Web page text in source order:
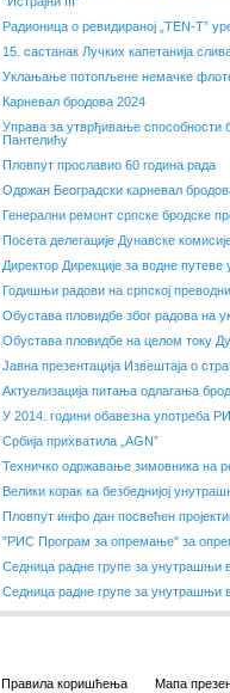
Радионица о ревидираној „TEN-T”
15. састанак Лучких капетанија
Уклањање потопљене немачке
Карневал бродова 2024
Управа за утврђивање способности
Пантелићу
Пловпут прославио 60 година рада
Одржан Београдски карневал
Генерални ремонт српске бродске
Посета делегације Дунавске
Директор Дирекције за водне
Годишњи радови на српској
Обустава пловидбе због радова
Обустава пловидбе на целом току
Јавна презентација Извештаја о
Актуелизација питања одлагања
У 2014. години обавезна употреба
Србија прихватила „AGN”
Техничко одржавање зимовника на
Велики корак ка безбеднијој
Пловпут инфо дан посвећен
"РИС Програм за опремање" за
Седница радне групе за унутрашњи
Седница радне групе за унутрашњи
Правила коришћења Мапа